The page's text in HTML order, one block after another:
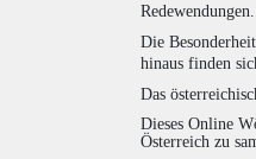
Redewendungen.
Die
hinaus finden
Das
Dieses Online
Österreich zu